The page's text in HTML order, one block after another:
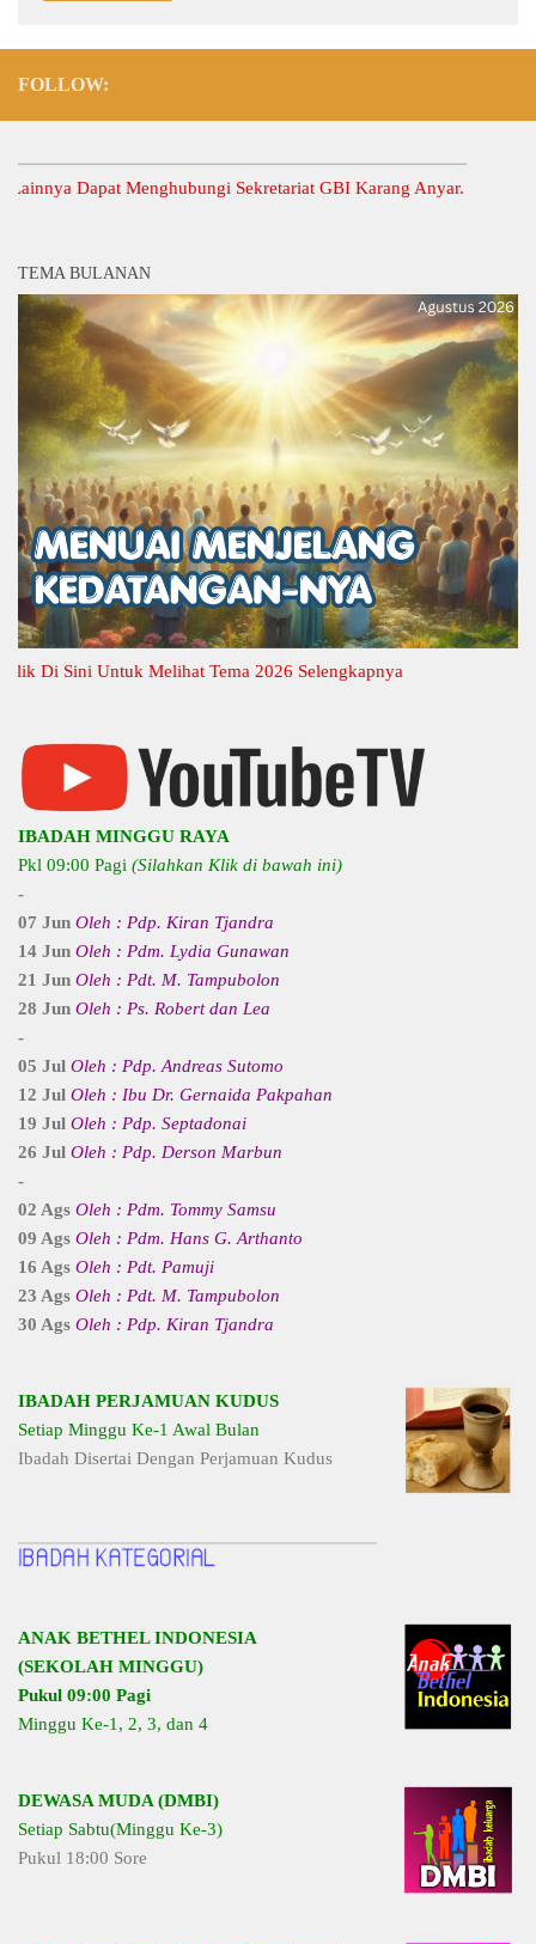
FOLLOW:
Dapat Menghubungi Sekretariat GBI Karang Anyar.
TEMA BULANAN
Sini Untuk Melihat Tema 2026 Selengkapnya
IBADAH MINGGU RAYA
Pkl 09:00 Pagi (Silahkan Klik di bawah ini)
-
07 Jun Oleh : Pdp. Kiran Tjandra
14 Jun Oleh : Pdm. Lydia Gunawan
21 Jun Oleh : Pdt. M. Tampubolon
28 Jun Oleh : Ps. Robert dan Lea
-
05 Jul Oleh : Pdp. Andreas Sutomo
12 Jul Oleh : Ibu Dr. Gernaida Pakpahan
19 Jul Oleh : Pdp. Septadonai
26 Jul Oleh : Pdp. Derson Marbun
-
02 Ags Oleh : Pdm. Tommy Samsu
09 Ags Oleh : Pdm. Hans G. Arthanto
16 Ags Oleh : Pdt. Pamuji
23 Ags Oleh : Pdt. M. Tampubolon
30 Ags Oleh : Pdp. Kiran Tjandra
IBADAH PERJAMUAN KUDUS
Setiap Minggu Ke-1 Awal Bulan
Ibadah Disertai Dengan Perjamuan Kudus
ANAK BETHEL INDONESIA
(SEKOLAH MINGGU)
Pukul 09:00 Pagi
Minggu Ke-1, 2, 3, dan 4
DEWASA MUDA (DMBI)
Setiap Sabtu(Minggu Ke-3)
Pukul 18:00 Sore